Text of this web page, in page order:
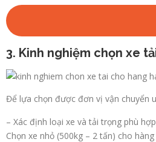
3. Kinh nghiệm chọn xe
Để lựa chọn được đơn vị vận chuyển
– Xác định loại xe và tải trọng phù
Chọn xe nhỏ (500kg – 2 tấn) cho